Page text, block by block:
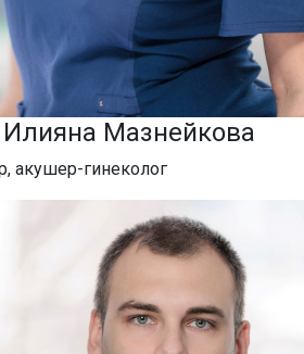
Мазнейкова
акушер-гинеколог